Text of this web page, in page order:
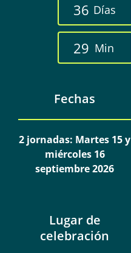
36 Días
29 Min
Fechas
2 jornadas: Martes 15 y
miércoles 16
septiembre 2026
Lugar de
celebración